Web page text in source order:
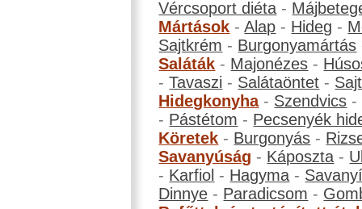
Vércsoport diéta -
Mártások -Alap - Hideg -
Sajtkrém - Burgonyamártás
Saláták - Majonézes -
-Tavaszi - Salátaöntet -
Hidegkonyha- Szendvics -
- Pástétom - Pecsenyék
Köretek - Burgonyás -
Savanyúság - Káposzta -
- Karfiol - Hagyma -
Dinnye - Paradicsom -